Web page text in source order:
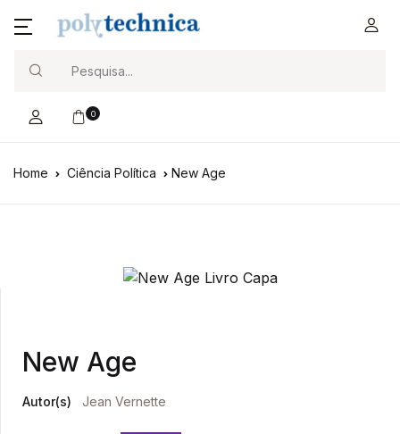
0
Home Ciência Política New Age
New Age
Autor(s) Jean Vernette